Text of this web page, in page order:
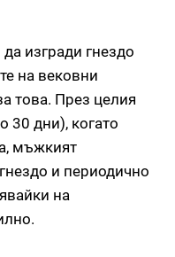
изгради гнездо
на вековни
това. През целия
30 дни), когато
мъжкият
и периодично
на